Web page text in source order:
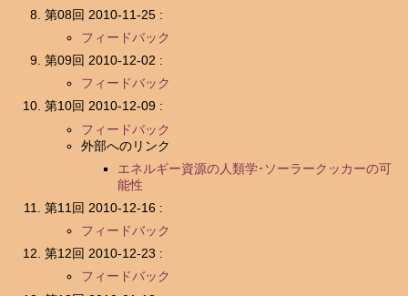
第08回 2010-11-25 :
フィードバック
第09回 2010-12-02 :
フィードバック
第10回 2010-12-09 :
フィードバック
外部へのリンク
エネルギー資源の人類学･ソーラークッカーの可
能性
第11回 2010-12-16 :
フィードバック
第12回 2010-12-23 :
フィードバック